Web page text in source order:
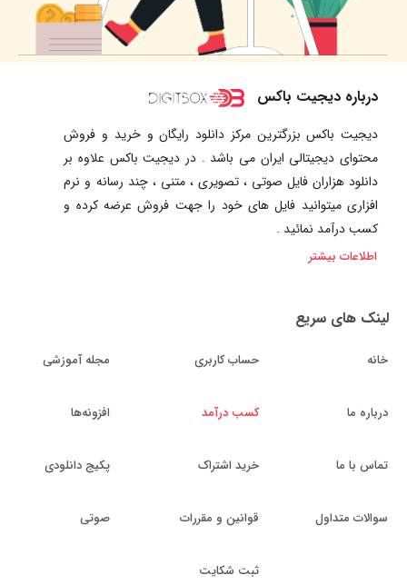
درباره دیجیت باکس
دیجیت باکس بزرگترین مرکز دانلود رایگان و خرید و فروش
محتوای دیجیتالی ایران می باشد . در دیجیت باکس علاوه بر
دانلود هزاران فایل صوتی ، تصویری ، متنی ، چند رسانه و نرم
افزاری میتوانید فایل های خود را جهت فروش عرضه کرده و
کسب درآمد نمائید .
اطلاعات بیشتر
لینک های سریع
خانه
درباره ما
تماس با ما
سوالات متداول
حساب کاربری
کسب درآمد
خرید اشتراک
قوانین و مقررات
ثبت شکایت
مجله آموزشی
افزونه‌ها
پکیج دانلودی
صوتی